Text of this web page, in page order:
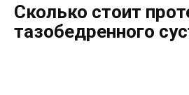
Сколько стоит
тазобедренного